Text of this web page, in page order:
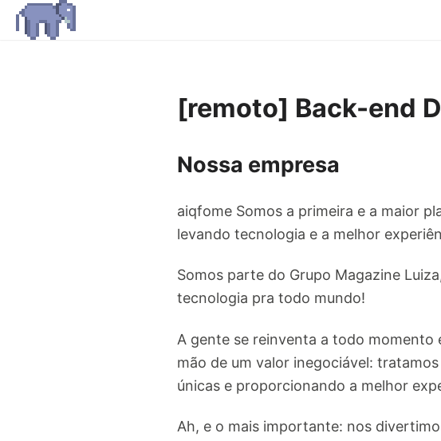
[remoto] Back-end
Nossa empresa
aiqfome Somos a primeira e a maior
levando tecnologia e a melhor
Somos parte do Grupo Magazine
tecnologia pra todo mundo!
A gente se reinventa a todo momento
mão de um valor inegociável:
únicas e proporcionando a melhor
Ah, e o mais importante: nos